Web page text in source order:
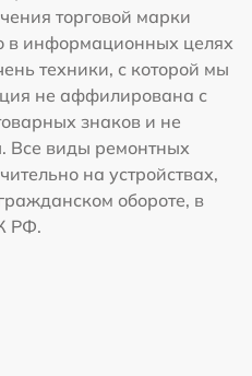
торговой марки
в информационных целях
техники, с которой мы
не аффилирована с
знаков и не
Все виды ремонтных
на устройствах,
обороте, в
РФ.